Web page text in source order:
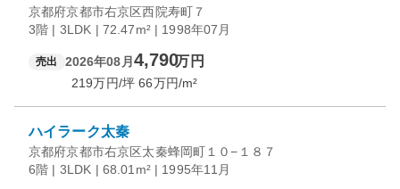
京都府京都市右京区西院寿町７
3階 | 3LDK | 72.47m² | 1998年07月
売出 2026年08月 4,790万円
219万円/坪 66万円/m²
ハイラーク太秦
京都府京都市右京区太秦蜂岡町１０−１８７
6階 | 3LDK | 68.01m² | 1995年11月